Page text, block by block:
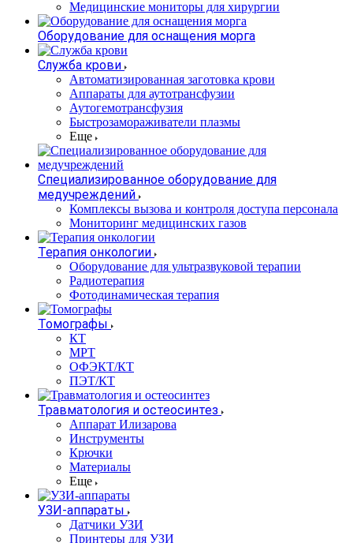
Медицинские мониторы для хирургии
Оборудование для оснащения морга
Служба крови
Автоматизированная заготовка крови
Аппараты для аутотрансфузии
Аутогемотрансфузия
Быстрозамораживатели плазмы
Еще
Специализированное оборудование для
медучреждений
Комплексы вызова и контроля доступа персонала
Мониторинг медицинских газов
Терапия онкологии
Оборудование для ультразвуковой терапии
Радиотерапия
Фотодинамическая терапия
Томографы
КТ
МРТ
ОФЭКТ/КТ
ПЭТ/КТ
Травматология и остеосинтез
Аппарат Илизарова
Инструменты
Крючки
Материалы
Еще
УЗИ-аппараты
Датчики УЗИ
Принтеры для УЗИ